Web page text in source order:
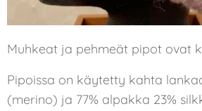
Muhkeat ja pehmeät pipot ovat
Pipoissa on käytetty kahta
(merino) ja 77% alpakka 23%